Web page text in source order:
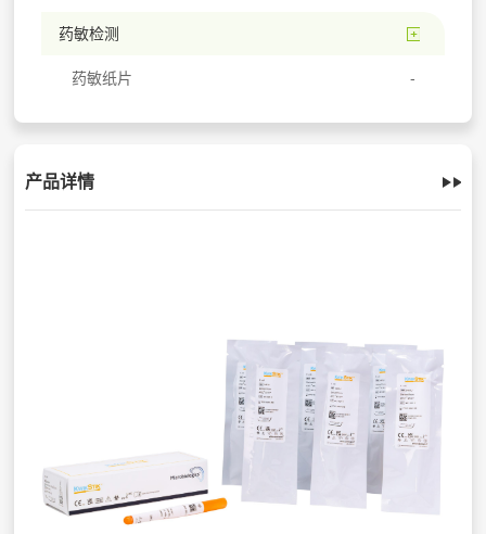
药敏检测
药敏纸片
产品详情